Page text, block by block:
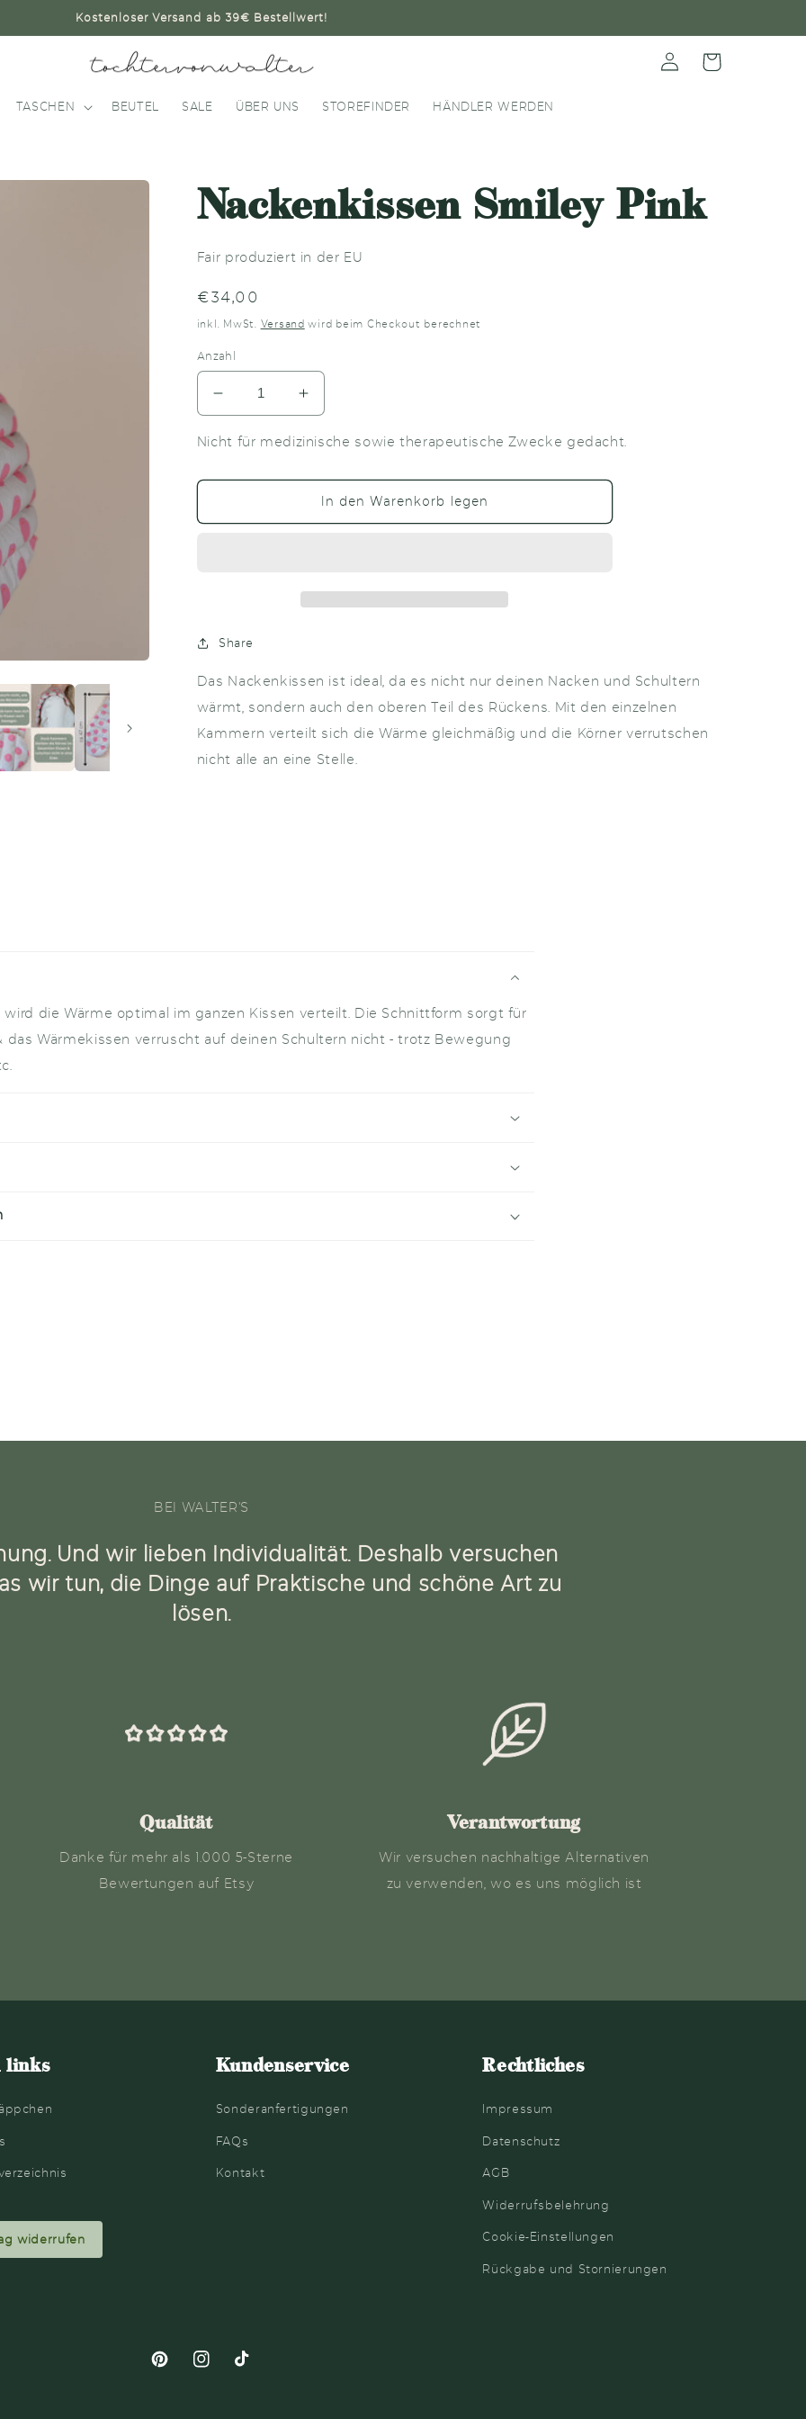
Kostenloser Versand ab 39€ Bestellwert!
TASCHEN BEUTEL SALE ÜBER UNS STOREFINDER HÄNDLER WERDEN
EinloggenWarenkorb
Nackenkissen Smiley Pink
Fair produziert in der EU
Normaler
Preis
€34,00
inkl. MwSt. Versand wird beim Checkout berechnet
Anzahl
Verringere
die
Menge
Nackenkissen
Pink
Erhöhe
die
Menge
Nackenkissen
Smiley
Pink
Nicht für medizinische sowie therapeutische Zwecke gedacht.
In den Warenkorb legen
Share
Das Nackenkissen ist ideal, da es nicht nur deinen Nacken und Schultern
wärmt, sondern auch den oberen Teil des Rückens. Mit den einzelnen
Kammern verteilt sich die Wärme gleichmäßig und die Körner verrutschen
nicht alle an eine Stelle.
wird die Wärme optimal im ganzen Kissen verteilt. Die Schnittform sorgt für
das Wärmekissen verruscht auf deinen Schultern nicht - trotz Bewegung
BEI WALTER'S
Und wir lieben Individualität. Deshalb versuchen
wir tun, die Dinge auf Praktische und schöne Art zu
lösen.
Qualität
Danke für mehr als 1.000 5-Sterne
Bewertungen auf Etsy
Verantwortung
Wir versuchen nachhaltige Alternativen
zu verwenden, wo es uns möglich ist
links
widerrufen
Kundenservice
Sonderanfertigungen
FAQs
Kontakt
Rechtliches
Impressum
Datenschutz
AGB
Widerrufsbelehrung
Cookie-Einstellungen
Rückgabe und Stornierungen
PinterestInstagramTikTok